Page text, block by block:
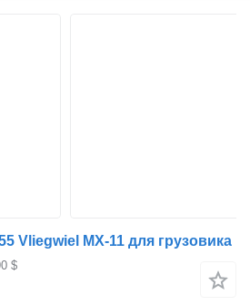
Vliegwiel MX-11 для грузовика
$